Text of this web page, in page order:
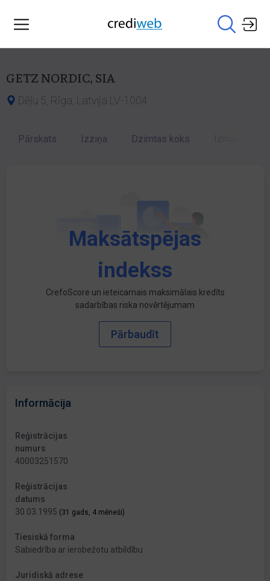
GETZ NORDIC, SIA
Dēļu 5, Rīga, Latvija LV-1004
Pārskats Izziņa Dzimtas koks
Maksātspējas
indekss
CrefoScore un ieteicamais maksimālais kredīts
sadarbības riska novērtējumam
Pārbaudīt
Informācija
Reģistrācijas
numurs
40003251570
Reģistrācijas
datums
30.03.1995 (31 gads, 4 mēneši)
Tiesiskā forma
Sabiedrība ar ierobežotu atbildību
Juridiskā adrese